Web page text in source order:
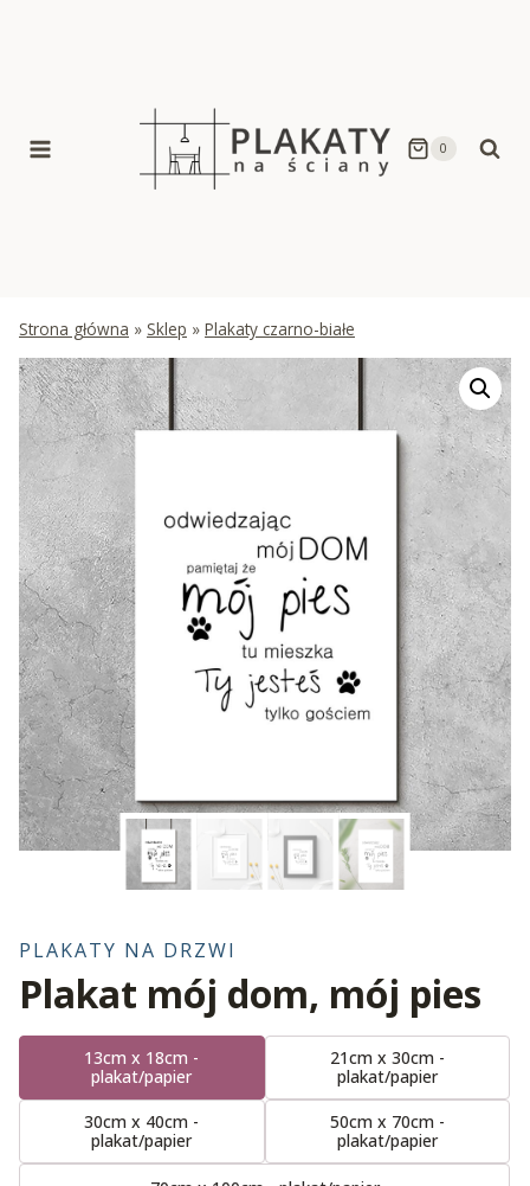
0
Strona główna » Sklep » Plakaty czarno-białe
PLAKATY NA DRZWI
Plakat mój dom, mój pies
13cm x 18cm -
plakat/papier
21cm x 30cm -
plakat/papier
30cm x 40cm -
plakat/papier
50cm x 70cm -
plakat/papier